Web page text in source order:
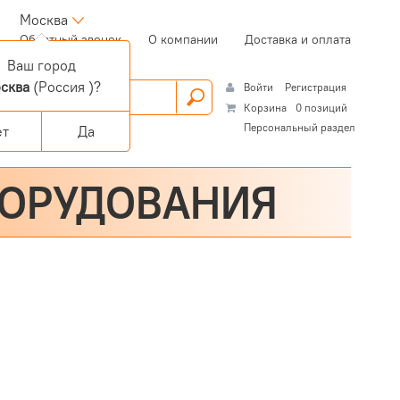
Москва
Обратный звонок(current)О компании Доставка и оплата
Войти
Регистрация
Корзина
0 позиций
Персональный раздел
Ваш город
(Россия )?
Да